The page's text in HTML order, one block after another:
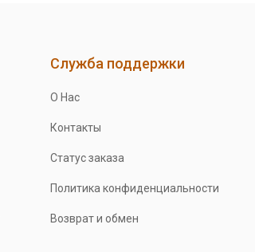
Служба поддержки
О Нас
Контакты
Статус заказа
Политика конфиденциальности
Возврат и обмен